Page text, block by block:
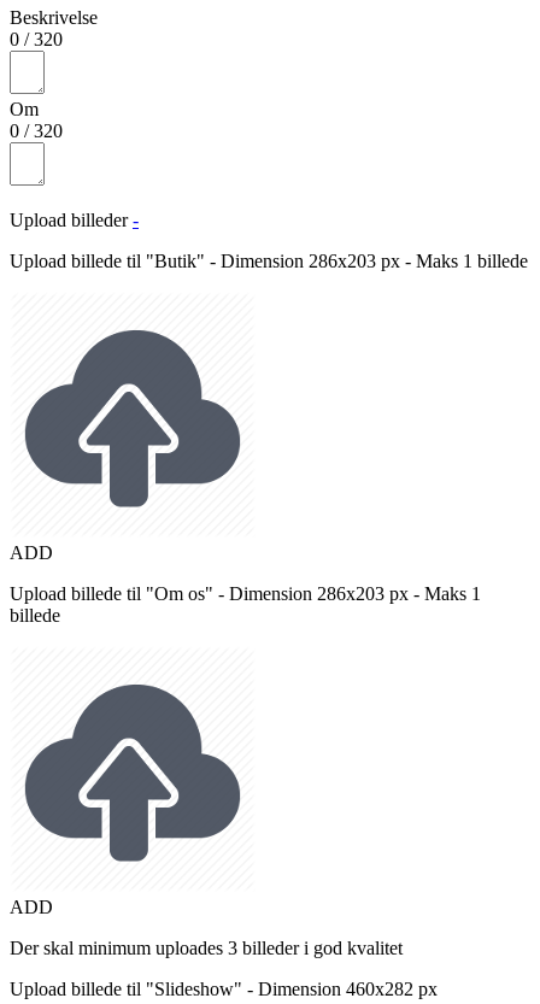
Beskrivelse
0 /320
Om
0 /320
Upload billeder -
Upload billede til "Butik" - Dimension 286x203 px - Maks 1 billede
ADD
Upload billede til "Om os" - Dimension 286x203 px - Maks 1
billede
ADD
Der skal minimum uploades 3 billeder i god kvalitet
Upload billede til "Slideshow" - Dimension 460x282 px